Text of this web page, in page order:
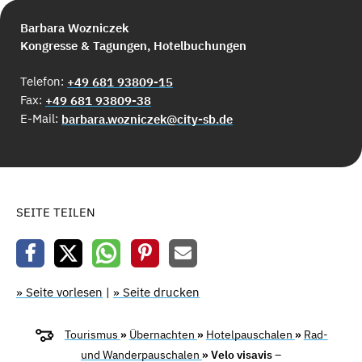
Barbara Wozniczek
Kongresse & Tagungen, Hotelbuchungen
Telefon: +49 681 93809-15
Fax: +49 681 93809-38
E-Mail: barbara.wozniczek@city-sb.de
SEITE TEILEN
» Seite vorlesen | » Seite drucken
Tourismus » Übernachten » Hotelpauschalen » Rad-
und Wanderpauschalen » Velo visavis –